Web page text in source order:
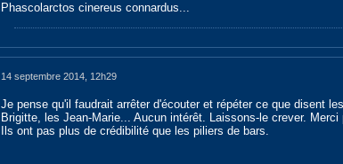
Phascolarctos cinereus connardus...
14 septembre 2014, 12h29
Je pense qu'il faudrait arrêter d'écouter et répéter ce que disent
Brigitte, les Jean-Marie... Aucun intérêt. Laissons-le crever. Merci
Ils ont pas plus de crédibilité que les piliers de bars.